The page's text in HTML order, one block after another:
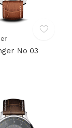
No 03